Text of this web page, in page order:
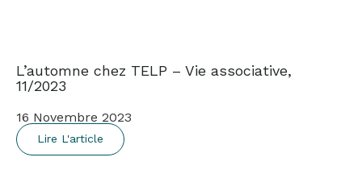
L’automne chez TELP – Vie associative,
11/2023
16 Novembre 2023
Lire L'article